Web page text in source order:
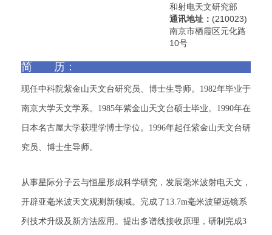
和射电天文研究部
通讯地址： (210023)
南京市栖霞区元化路
10号
简 历：
现任中科院紫金山天文台研究员、博士生导师。1982年毕业于
南京大学天文学系。1985年紫金山天文台硕士毕业。1990年在
日本名古屋大学获理学博士学位。1996年起任紫金山天文台研
究员、博士生导师。
从事星际分子云与恒星形成科学研究，发展毫米波射电天文，
开辟亚毫米波天文观测新领域。完成了13.7m毫米波望远镜系
列技术升级及新方法应用。提出多谱线接收原理，研制完成3